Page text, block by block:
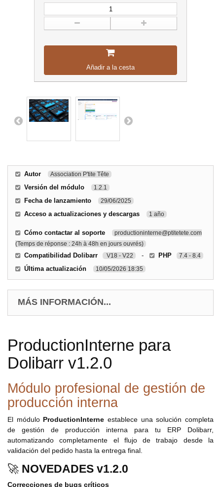
Añadir a la cesta
Autor Association P'tite Tête
Versión del módulo 1.2.1
Fecha de lanzamiento 29/06/2025
Acceso a actualizaciones y descargas 1 año
Cómo contactar al soporte
productioninterne@ptitetete.com
(Temps de réponse : 24h à 48h en jours ouvrés)
Compatibilidad Dolibarr V18 - V22 - PHP 7.4 - 8.4
Última actualización 10/05/2026 18:35
MÁS INFORMACIÓN...
ProductionInterne para
Dolibarr v1.2.0
Módulo profesional de gestión de
producción interna
El módulo ProductionInterne establece una solución completa
de gestión de producción interna para tu ERP Dolibarr,
automatizando completamente el flujo de trabajo desde la
validación del pedido hasta la entrega final.
🚀 NOVEDADES v1.2.0
Correcciones de bugs críticos